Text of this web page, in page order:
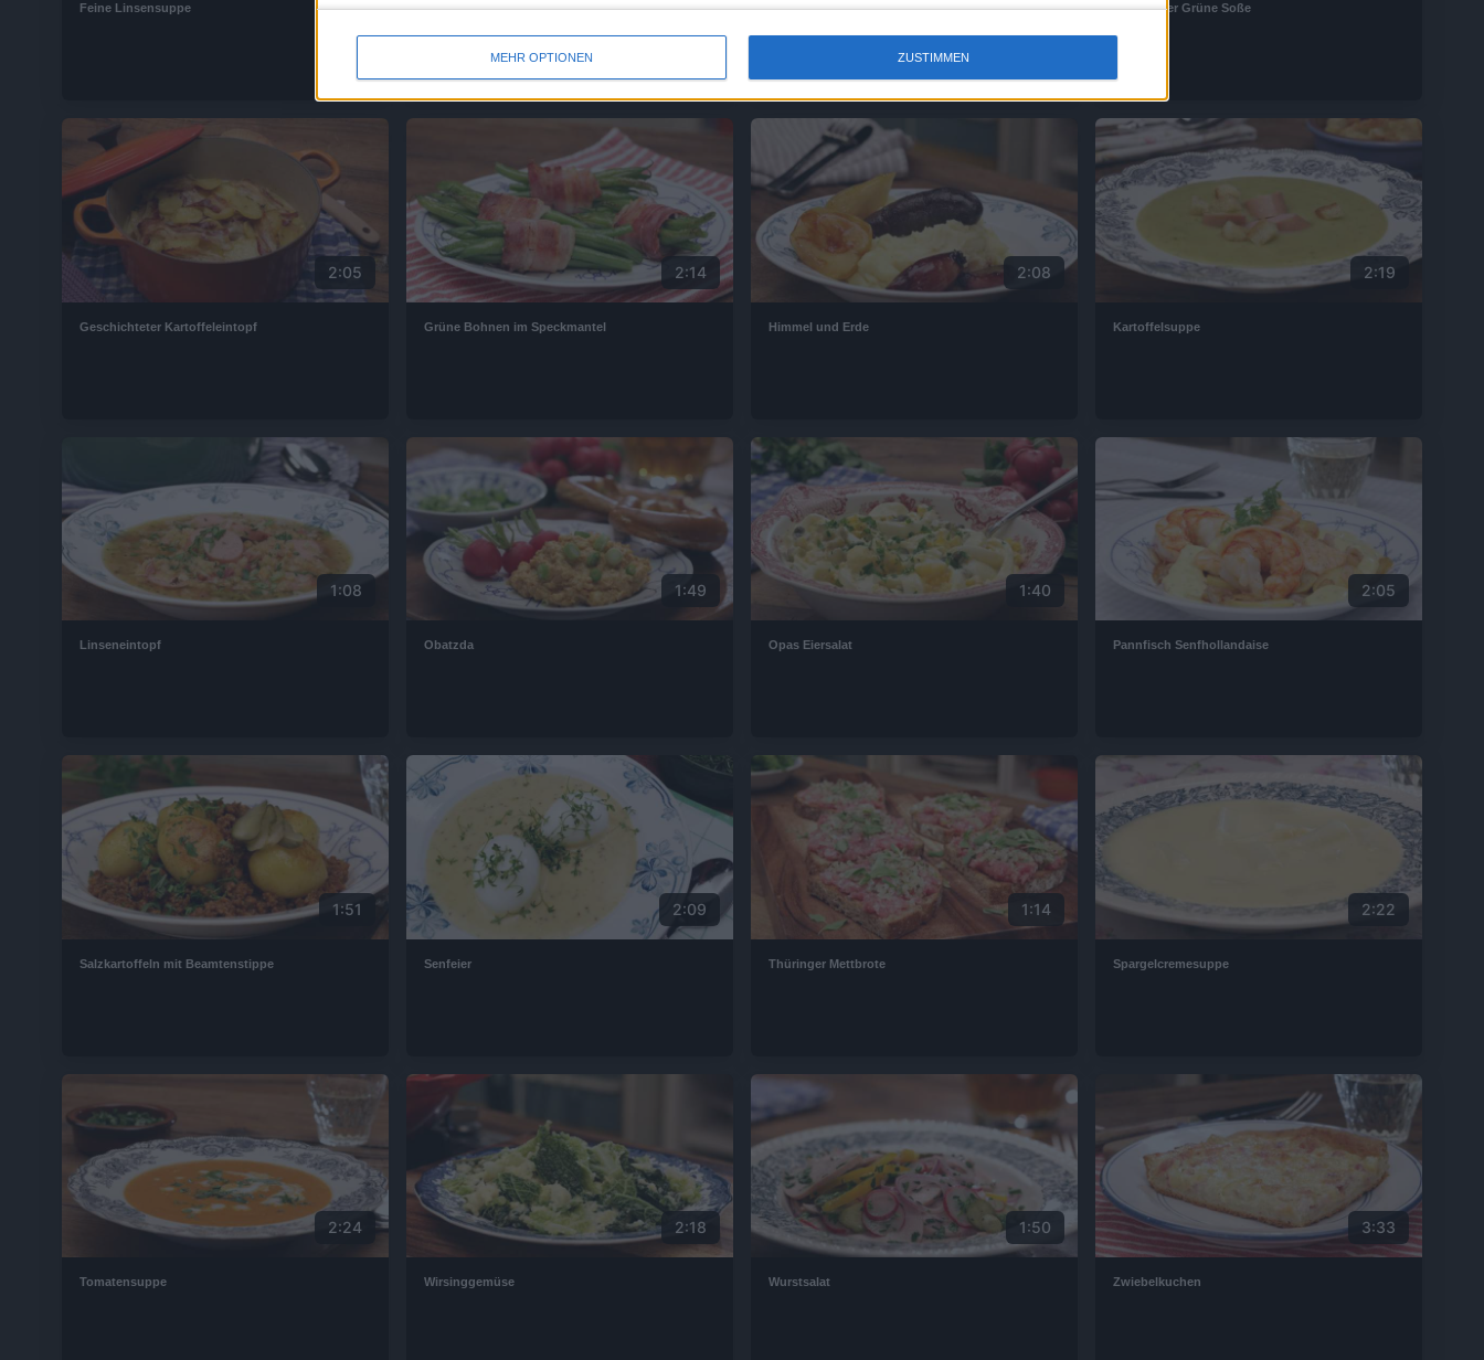
MEHR OPTIONEN ZUSTIMMEN
Feine Linsensuppe Kartoffelsalat Brauhausgulasch Frankfurter Grüne Soße
2:05
Geschichteter Kartoffeleintopf
2:14
Grüne Bohnen im Speckmantel
2:08
Himmel und Erde
2:19
Kartoffelsuppe
1:08
Linseneintopf
1:49
Obatzda
1:40
Opas Eiersalat
2:05
Pannfisch Senfhollandaise
1:51
Salzkartoffeln mit Beamtenstippe
2:09
Senfeier
1:14
Thüringer Mettbrote
2:22
Spargelcremesuppe
2:24
Tomatensuppe
2:18
Wirsinggemüse
1:50
Wurstsalat
3:33
Zwiebelkuchen